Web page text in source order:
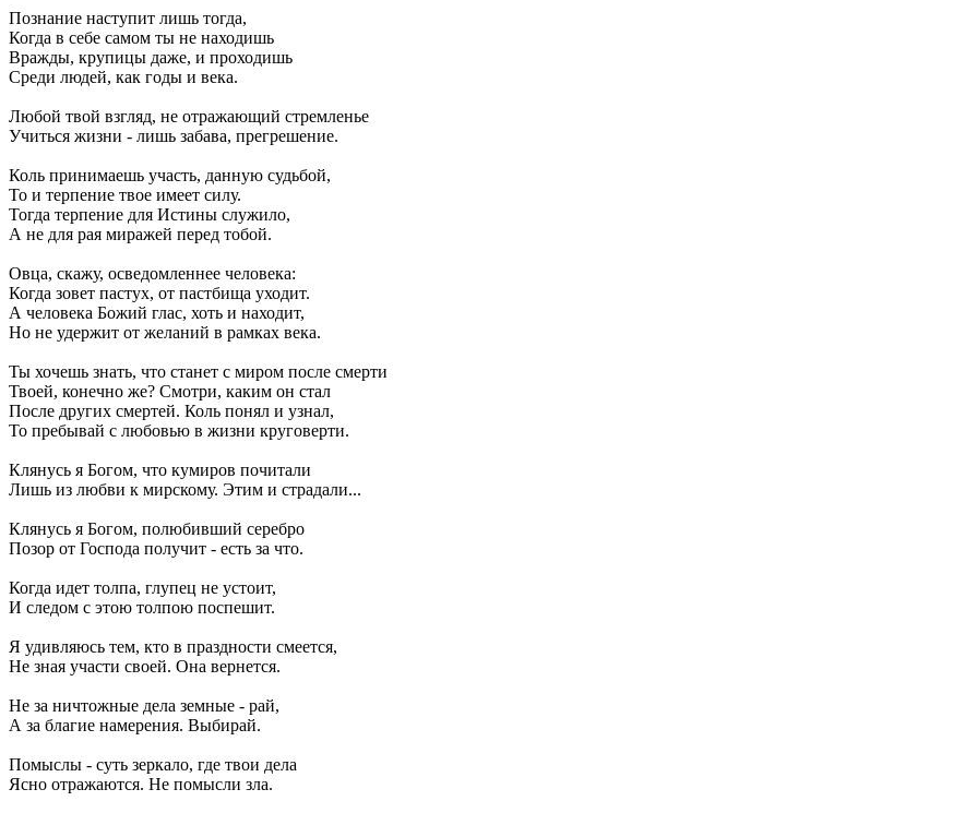
Познание наступит лишь тогда,
Когда в себе самом ты не находишь
Вражды, крупицы даже, и проходишь
Среди людей, как годы и века.
Любой твой взгляд, не отражающий стремленье
Учиться жизни - лишь забава, прегрешение.
Коль принимаешь участь, данную судьбой,
То и терпение твое имеет силу.
Тогда терпение для Истины служило,
А не для рая миражей перед тобой.
Овца, скажу, осведомленнее человека:
Когда зовет пастух, от пастбища уходит.
А человека Божий глас, хоть и находит,
Но не удержит от желаний в рамках века.
Ты хочешь знать, что станет с миром после смерти
Твоей, конечно же? Смотри, каким он стал
После других смертей. Коль понял и узнал,
То пребывай с любовью в жизни круговерти.
Клянусь я Богом, что кумиров почитали
Лишь из любви к мирскому. Этим и страдали...
Клянусь я Богом, полюбивший серебро
Позор от Господа получит - есть за что.
Когда идет толпа, глупец не устоит,
И следом с этою толпою поспешит.
Я удивляюсь тем, кто в праздности смеется,
Не зная участи своей. Она вернется.
Не за ничтожные дела земные - рай,
А за благие намерения. Выбирай.
Помыслы - суть зеркало, где твои дела
Ясно отражаются. Не помысли зла.